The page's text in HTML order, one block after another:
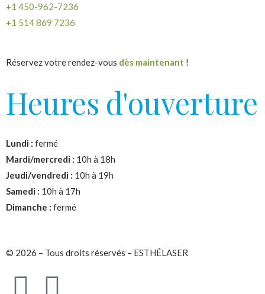
+1 450-962-7236
+1 514 869 7236
Réservez votre rendez-vous dès maintenant !
Heures d'ouverture
Lundi : fermé
Mardi/mercredi : 10h à 18h
Jeudi/vendredi : 10h à 19h
Samedi : 10h à 17h
Dimanche : fermé
© 2026 – Tous droits réservés – ESTHÉLASER